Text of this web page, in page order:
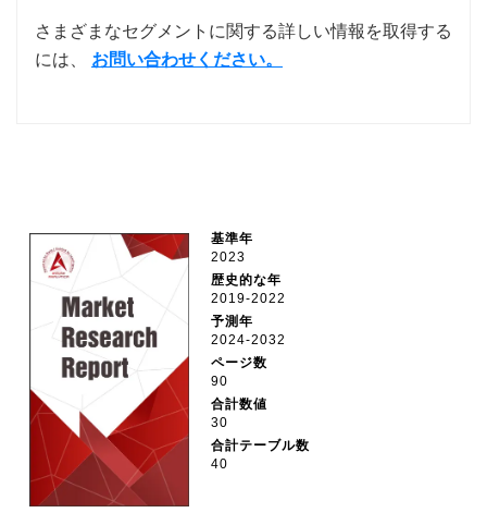
さまざまなセグメントに関する詳しい情報を取得する
には、 お問い合わせください。
基準年
2023
歴史的な年
2019-2022
予測年
2024-2032
ページ数
90
合計数値
30
合計テーブル数
40